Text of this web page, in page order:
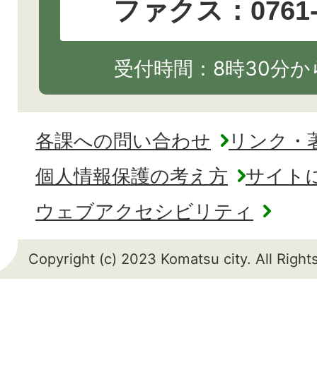
ファクス：
受付時間：8時30分
各課への問い合わせ
リンク・
個人情報保護の考え方
サイト
ウェブアクセシビリティ
Copyright (c) 2023 Komatsu city. All